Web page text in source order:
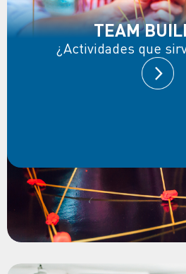
TEAM
¿Actividades que